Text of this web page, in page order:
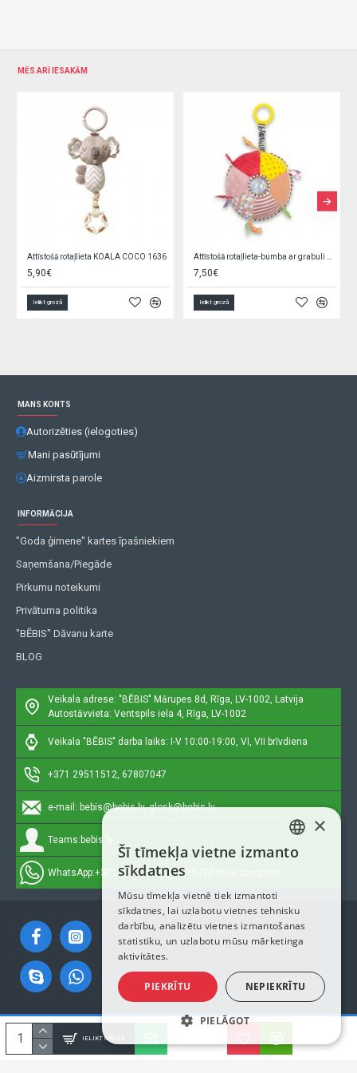
IELIKT GROZĀ
MĒS ARĪ IESAKĀM
Attīstošā rotaļlieta KOALA COCO 1636
5,90€
Ielikt grozā
7,50€
Ielikt grozā
MANS KONTS
Autorizēties (ielogoties)
Mani pasūtījumi
Aizmirsta parole
INFORMĀCIJA
"Goda ģimene" kartes īpašniekiem
Saņemšana/Piegāde
Pirkumu noteikumi
Privātuma politika
"BĒBIS" Dāvanu karte
BLOG
Veikala adrese: "BĒBIS" Mārupes 8d, Rīga, LV-1002, Latvija
Autostāvvieta: Ventspils iela 4, Rīga, LV-1002
Veikala "BĒBIS" darba laiks: I-V 10:00-19:00, VI, VII brīvdiena
+371 29511512, 67807047
e-mail: bebis@bebis.lv, glosk@bebis.lv
Teams: bebis.lv
WhatsApp:+371 29511512, 20579272 (tikai ziņojumi)
Autortiesības © 2023, Bebis.lv, Visas tiesības aizsargātas
LATVIAN
ENGLISH
×
Šī tīmekļa vietne izmanto
sīkdatnes
Mūsu tīmekļa vietnē tiek izmantoti
sīkdatnes, lai uzlabotu vietnes tehnisku
darbību, analizētu vietnes izmantošanas
statistiku, un uzlabotu mūsu mārketinga
aktivitātes.
PIEKRĪTU NEPIEKRĪTU
PIELĀGOT